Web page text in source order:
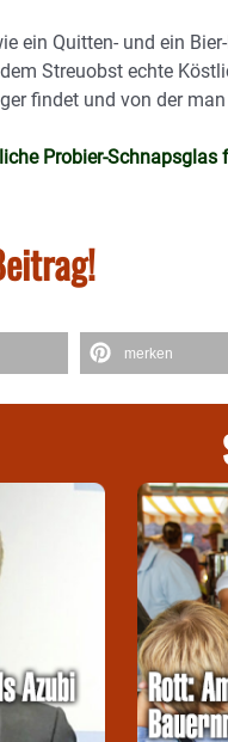
ein Quitten- und ein
Streuobst echte
findet und von der
Probier-
merken